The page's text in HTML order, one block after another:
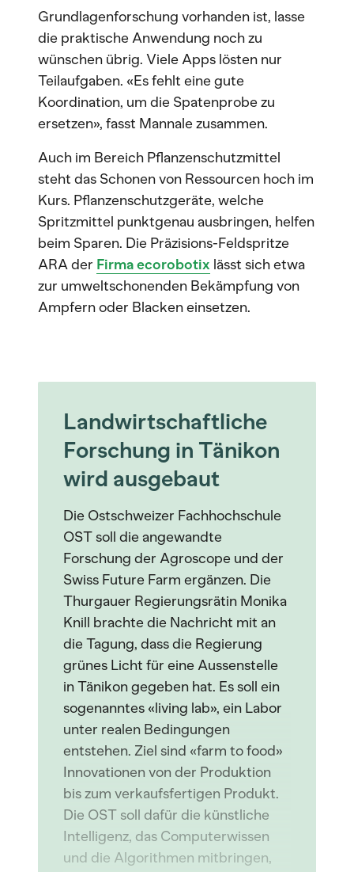
Grundlagenforschung vorhanden ist, lasse
die praktische Anwendung noch zu
wünschen übrig. Viele Apps lösten nur
Teilaufgaben. «Es fehlt eine gute
Koordination, um die Spatenprobe zu
ersetzen», fasst Mannale zusammen.
Auch im Bereich Pflanzenschutzmittel
steht das Schonen von Ressourcen hoch im
Kurs. Pflanzenschutzgeräte, welche
Spritzmittel punktgenau ausbringen, helfen
beim Sparen. Die Präzisions-Feldspritze
ARA der Firma ecorobotix lässt sich etwa
zur umweltschonenden Bekämpfung von
Ampfern oder Blacken einsetzen.
Landwirtschaftliche
Forschung in Tänikon
wird ausgebaut
Die Ostschweizer Fachhochschule
OST soll die angewandte
Forschung der Agroscope und der
Swiss Future Farm ergänzen. Die
Thurgauer Regierungsrätin Monika
Knill brachte die Nachricht mit an
die Tagung, dass die Regierung
grünes Licht für eine Aussenstelle
in Tänikon gegeben hat. Es soll ein
sogenanntes «living lab», ein Labor
unter realen Bedingungen
entstehen. Ziel sind «farm to food»
Innovationen von der Produktion
bis zum verkaufsfertigen Produkt.
Die OST soll dafür die künstliche
Intelligenz, das Computerwissen
und die Algorithmen mitbringen,